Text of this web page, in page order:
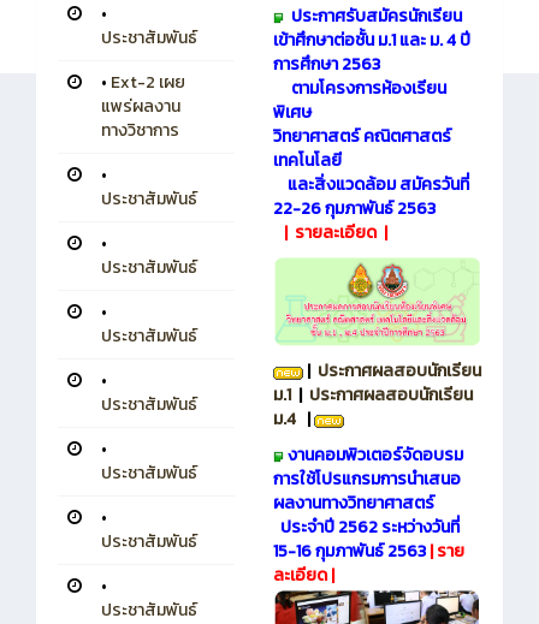
•
ประชาสัมพันธ์
• Ext-2 เผย
แพร่ผลงาน
ทางวิชาการ
•
ประชาสัมพันธ์
•
ประชาสัมพันธ์
•
ประชาสัมพันธ์
•
ประชาสัมพันธ์
•
ประชาสัมพันธ์
•
ประชาสัมพันธ์
•
ประชาสัมพันธ์
ประกาศรับสมัครนักเรียน
เข้าศึกษาต่อชั้น ม.1 และ ม. 4 ปี
การศึกษา 2563
ตามโครงการห้องเรียน
พิเศษ
วิทยาศาสตร์คณิตศาสตร์
เทคโนโลยี
และสิ่งแวดล้อมสมัครวันที่
22-26 กุมภาพันธ์ 2563
| รายละเอียด|
| ประกาศผลสอบนักเรียน
ม.1| ประกาศผลสอบนักเรียน
ม.4 |
งานคอมพิวเตอร์จัดอบรม
การใช้โปรแกรมการนำเสนอ
ผลงานทางวิทยาศาสตร์
ประจำปี 2562 ระหว่างวันที่
15-16 กุมภาพันธ์ 2563|ราย
ละเอียด|